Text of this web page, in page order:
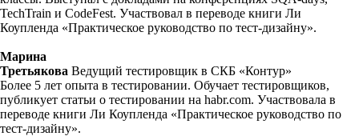
TechTrain и CodeFest. Участвовал в переводе книги Ли
Коупленда «Практическое руководство по тест-дизайну».
Марина
Третьякова Ведущий тестировщик в СКБ «Контур»
Более 5 лет опыта в тестировании. Обучает тестировщиков,
публикует статьи о тестировании на habr.com. Участвовала в
переводе книги Ли Коупленда «Практическое руководство по
тест-дизайну».